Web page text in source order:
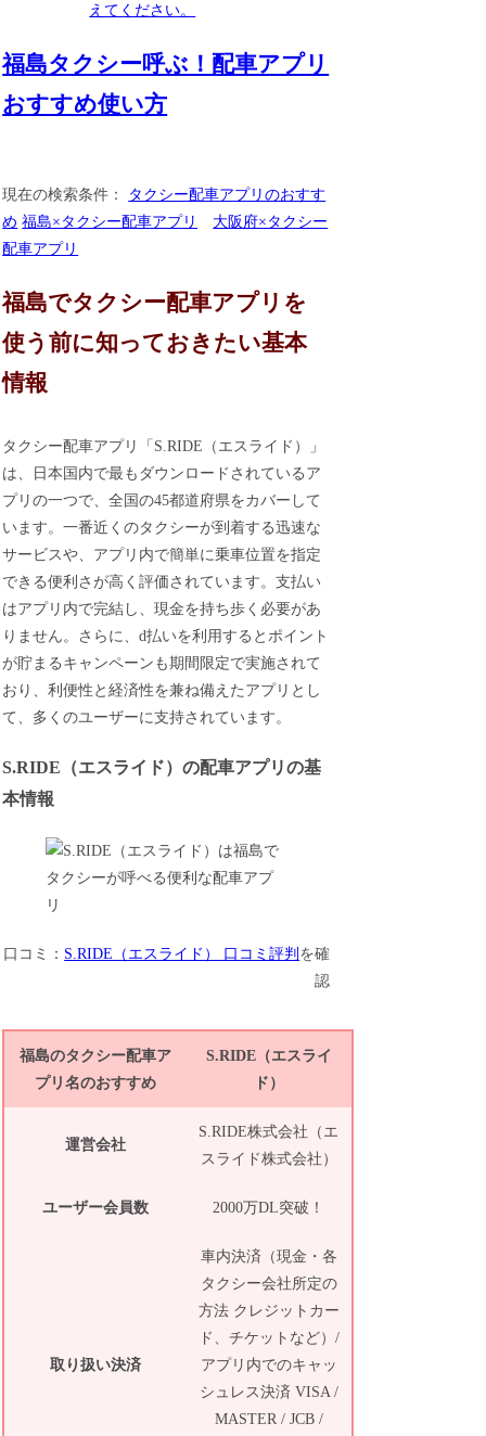
えてください。
福島タクシー呼ぶ！配車アプリ
おすすめ使い方
現在の検索条件：
タクシー配車アプリのおすす
め 福島×タクシー配車アプリ
大阪府×タクシー
配車アプリ
福島でタクシー配車アプリを
使う前に知っておきたい基本
情報
タクシー配車アプリ「S.RIDE（エスライド）」
は、日本国内で最もダウンロードされているア
プリの一つで、全国の45都道府県をカバーして
います。一番近くのタクシーが到着する迅速な
サービスや、アプリ内で簡単に乗車位置を指定
できる便利さが高く評価されています。支払い
はアプリ内で完結し、現金を持ち歩く必要があ
りません。さらに、d払いを利用するとポイント
が貯まるキャンペーンも期間限定で実施されて
おり、利便性と経済性を兼ね備えたアプリとし
て、多くのユーザーに支持されています。
S.RIDE（エスライド）の配車アプリの基
本情報
口コミ： S.RIDE（エスライド） 口コミ評判 を確
認
福島のタクシー配車ア
プリ名のおすすめ
S.RIDE（エスライ
ド）
運営会社
S.RIDE株式会社（エ
スライド株式会社）
ユーザー会員数 2000万DL突破！
取り扱い決済
車内決済（現金・各
タクシー会社所定の
方法 クレジットカー
ド、チケットなど）/
アプリ内でのキャッ
シュレス決済 VISA /
MASTER / JCB /